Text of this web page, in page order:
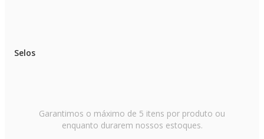
Selos
Garantimos o máximo de 5 itens por produto ou
enquanto durarem nossos estoques.